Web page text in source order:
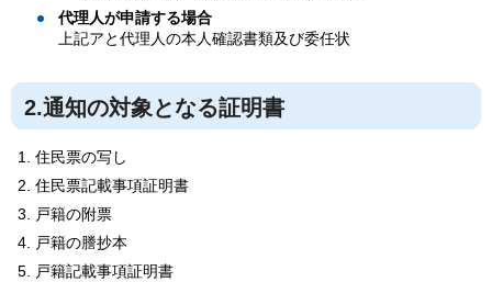
代理人が申請する場合
上記アと代理人の本人確認書類及び委任状
2.通知の対象となる証明書
住民票の写し
住民票記載事項証明書
戸籍の附票
戸籍の謄抄本
戸籍記載事項証明書